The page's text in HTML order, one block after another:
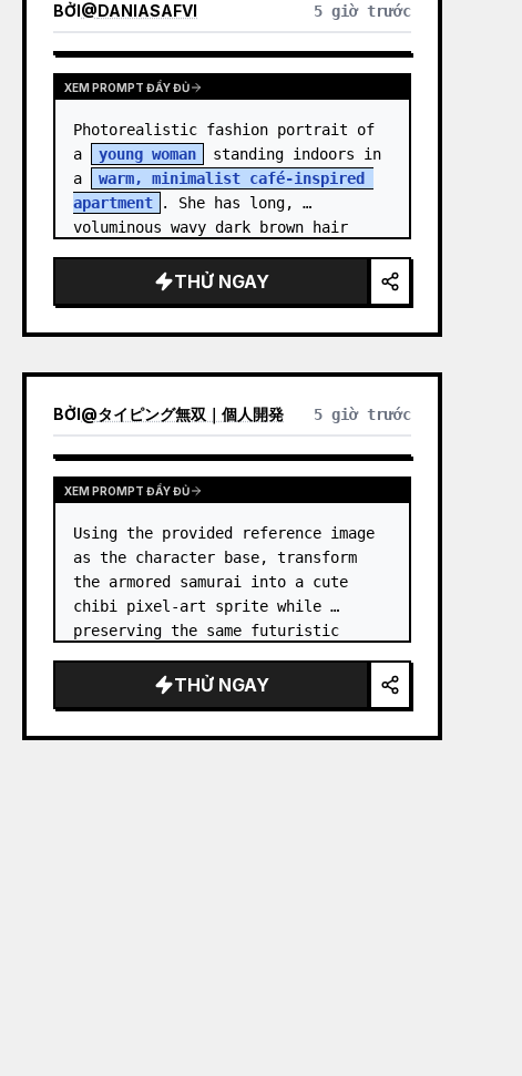
BỞI@DANIASAFVI 5 giờ trước
XEM PROMPT ĐẦY ĐỦ
Photorealistic fashion portrait of
a
young woman
standing indoors in
a
warm, minimalist café-inspired
apartment
. She has long,
voluminous wavy dark brown hair
THỬ NGAY
BỞI@タイピング無双｜個人開発 5 giờ trước
XEM PROMPT ĐẦY ĐỦ
Using the provided reference image
as the character base, transform
the armored samurai into a cute
chibi pixel-art sprite while
preserving the same futuristic
helmet, black/teal/magenta color
accents, glowing cyan energy
THỬ NGAY